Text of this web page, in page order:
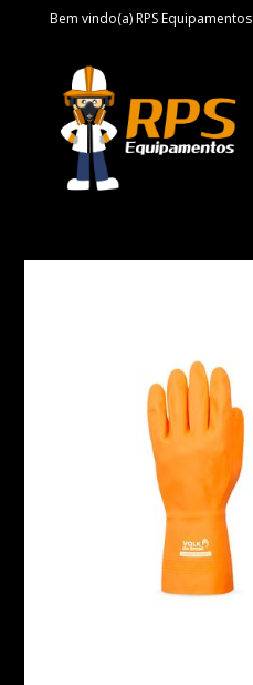
Bem vindo(a) RPS Equipamentos